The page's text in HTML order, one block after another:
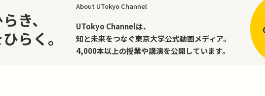
き、
らく。
About UTokyo Channel
UTokyo Channelは、
知と未来をつなぐ東京大学公式動画メディア。
4,000本以上の授業や講演を公開しています。